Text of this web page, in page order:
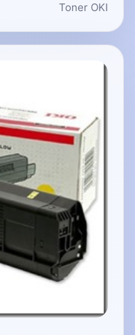
Toner OKI